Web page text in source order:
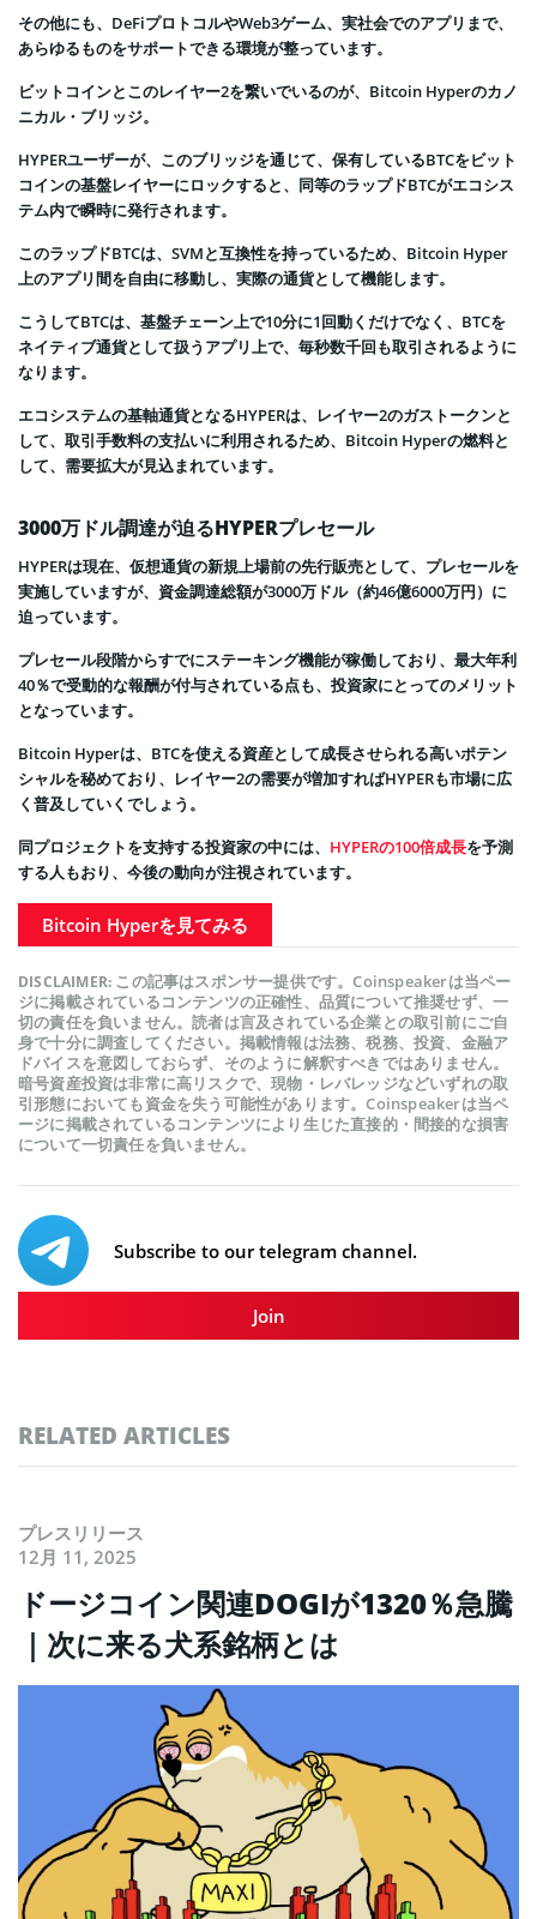
その他にも、DeFiプロトコルやWeb3ゲーム、実社会でのアプリまで、
あらゆるものをサポートできる環境が整っています。
ビットコインとこのレイヤー2を繋いでいるのが、Bitcoin Hyperのカノ
ニカル・ブリッジ。
HYPERユーザーが、このブリッジを通じて、保有しているBTCをビット
コインの基盤レイヤーにロックすると、同等のラップドBTCがエコシス
テム内で瞬時に発行されます。
このラップドBTCは、SVMと互換性を持っているため、Bitcoin Hyper
上のアプリ間を自由に移動し、実際の通貨として機能します。
こうしてBTCは、基盤チェーン上で10分に1回動くだけでなく、BTCを
ネイティブ通貨として扱うアプリ上で、毎秒数千回も取引されるように
なります。
エコシステムの基軸通貨となるHYPERは、レイヤー2のガストークンと
して、取引手数料の支払いに利用されるため、Bitcoin Hyperの燃料と
して、需要拡大が見込まれています。
3000万ドル調達が迫るHYPERプレセール
HYPERは現在、仮想通貨の新規上場前の先行販売として、プレセールを
実施していますが、資金調達総額が3000万ドル（約46億6000万円）に
迫っています。
プレセール段階からすでにステーキング機能が稼働しており、最大年利
40％で受動的な報酬が付与されている点も、投資家にとってのメリット
となっています。
Bitcoin Hyperは、BTCを使える資産として成長させられる高いポテン
シャルを秘めており、レイヤー2の需要が増加すればHYPERも市場に広
く普及していくでしょう。
同プロジェクトを支持する投資家の中には、 HYPERの100倍成長を予測
する人もおり、今後の動向が注視されています。
Bitcoin Hyperを見てみる
DISCLAIMER: この記事はスポンサー提供です。Coinspeakerは当ペー
ジに掲載されているコンテンツの正確性、品質について推奨せず、一
切の責任を負いません。読者は言及されている企業との取引前にご自
身で十分に調査してください。掲載情報は法務、税務、投資、金融ア
ドバイスを意図しておらず、そのように解釈すべきではありません。
暗号資産投資は非常に高リスクで、現物・レバレッジなどいずれの取
引形態においても資金を失う可能性があります。Coinspeakerは当ペ
ージに掲載されているコンテンツにより生じた直接的・間接的な損害
について一切責任を負いません。
Subscribe to our telegram channel.
Join
RELATED ARTICLES
プレスリリース
12月 11, 2025
ドージコイン関連DOGIが1320％急騰
｜次に来る犬系銘柄とは